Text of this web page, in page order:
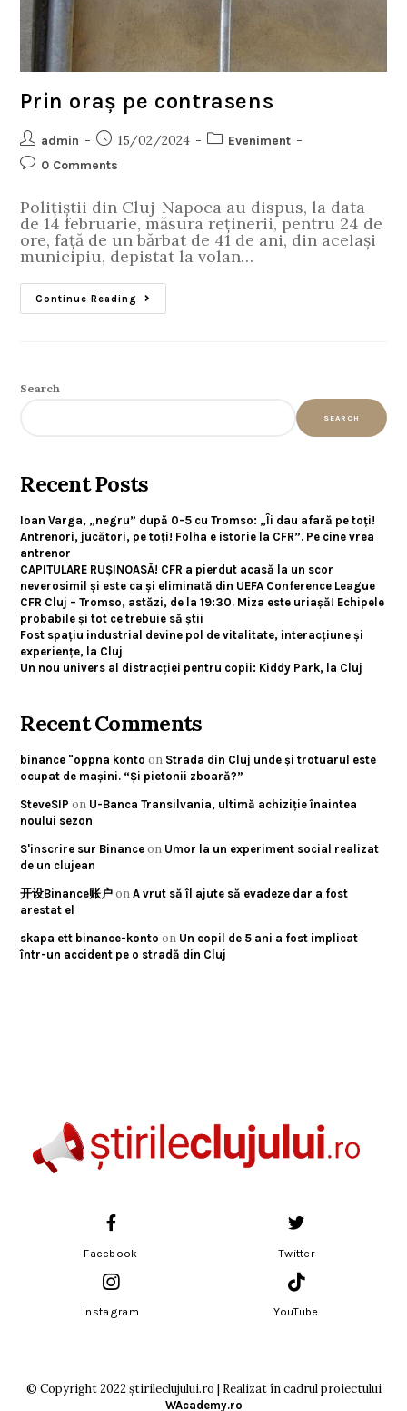
Prin oraș pe contrasens
admin 15/02/2024
Eveniment
0 Comments
Polițiștii din Cluj-Napoca au dispus, la data
de 14 februarie, măsura reținerii, pentru 24 de
ore, față de un bărbat de 41 de ani, din același
municipiu, depistat la volan…
Continue Reading
Search
SEARCH
Recent Posts
Ioan Varga, „negru” după 0-5 cu Tromso: „Îi dau afară pe toți!
Antrenori, jucători, pe toți! Folha e istorie la CFR”. Pe cine vrea
antrenor
CAPITULARE RUȘINOASĂ! CFR a pierdut acasă la un scor
neverosimil și este ca și eliminată din UEFA Conference League
CFR Cluj – Tromso, astăzi, de la 19:30. Miza este uriașă! Echipele
probabile și tot ce trebuie să știi
Fost spațiu industrial devine pol de vitalitate, interacțiune și
experiențe, la Cluj
Un nou univers al distracției pentru copii: Kiddy Park, la Cluj
Recent Comments
binance "oppna konto on Strada din Cluj unde și trotuarul este
ocupat de mașini. “Și pietonii zboară?”
SteveSIP on U-Banca Transilvania, ultimă achiziție înaintea
noului sezon
S'inscrire sur Binance on Umor la un experiment social realizat
de un clujean
开设Binance账户 onA vrut să îl ajute să evadeze dar a fost
arestat el
skapa ett binance-konto on Un copil de 5 ani a fost implicat
într-un accident pe o stradă din Cluj
Facebook Twitter
Instagram YouTube
© Copyright 2022 știrileclujului.ro | Realizat în cadrul proiectului
WAcademy.ro